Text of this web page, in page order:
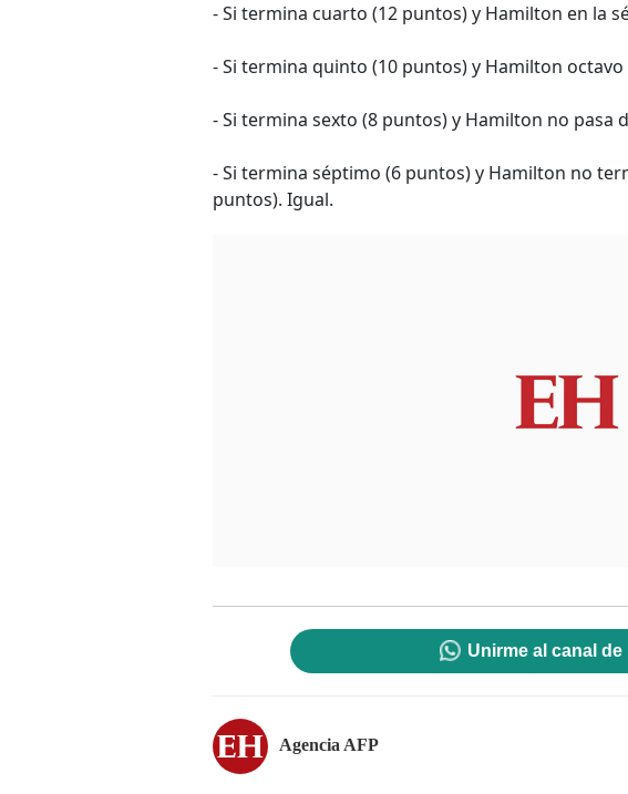
- Si termina cuarto (12 puntos) y Hamilton en la
- Si termina quinto (10 puntos) y Hamilton
- Si termina sexto (8 puntos) y Hamilton no pasa
- Si termina séptimo (6 puntos) y Hamilton no
puntos). Igual.
Unirme al canal
Agencia AFP